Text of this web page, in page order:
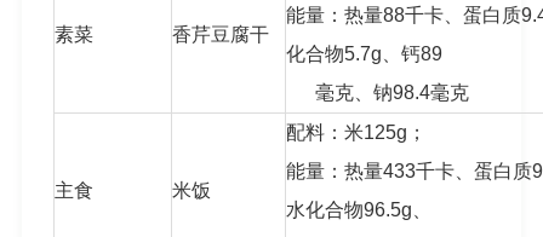
素菜 香芹豆腐干
能量：热量88千卡、蛋白质
化合物5.7g、钙89
毫克、钠98.4毫克
主食 米饭
配料：米125g；
能量：热量433千卡、蛋白质
水化合物96.5g、